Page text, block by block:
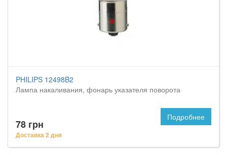
PHILIPS 12498B2
Лампа накаливания, фонарь указателя поворота
78 грн
Доставка 2 дня
Подробнее